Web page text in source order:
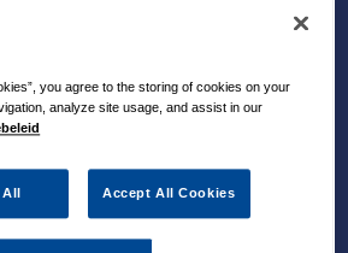
you agree to the storing of cookies on your
analyze site usage, and assist in our
All Accept All Cookies